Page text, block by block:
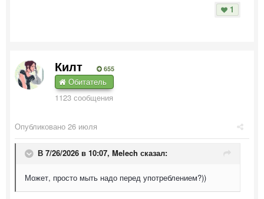
1
Килт 655
Обитатель
1123 сообщения
Опубликовано 26 июля
В 7/26/2026 в 10:07, Melech сказал:
Может, просто мыть надо перед употреблением?))